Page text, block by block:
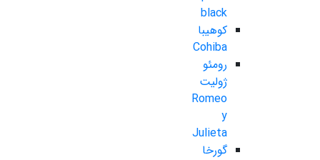
black
کوهیبا
Cohiba
رومئو
ژولیت
Romeo
y
Julieta
گورخا